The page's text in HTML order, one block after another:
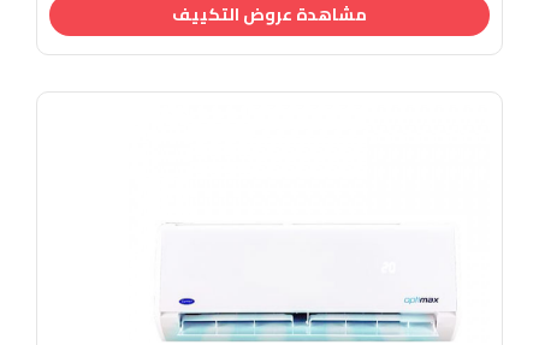
مشاهدة عروض التكييف